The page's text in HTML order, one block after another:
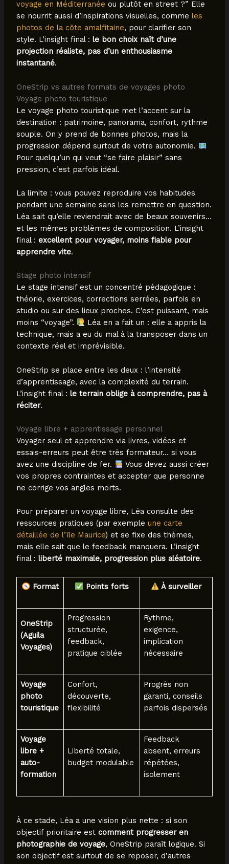
voyage en Méditerranée ou plutôt en street ?” Elle
se nourrit aussi d’inspirations visuelles, comme les
photos de la côte amalfitaine, pour clarifier son
style. L’insight final : le bon choix naît d’une
projection réaliste, pas d’un enthousiasme
instantané.
OneStrip vs autres formats de voyages photo
Voyage photo touristique
Le voyage photo touristique met l’accent sur la
destination : patrimoine, panorama, confort, rythme
souple. On y prend de bonnes photos, mais la
progression dépend surtout de votre autonomie.
Pour quelqu’un qui veut “se faire plaisir” sans
pression, c’est parfois idéal.
La limite : vous pouvez reproduire vos habitudes
pendant une semaine sans les remettre en question.
Léa sait qu’elle reviendrait avec de beaux souvenirs…
et les mêmes problèmes de composition. L’insight
final : excellent pour voyager, moins fiable pour
apprendre vite.
Stage photo intensif
Le stage intensif est un concentré pédagogique :
théorie, exercices, corrections serrées, parfois en
studio ou sur des lieux proches. C’est puissant, mais
moins “voyage”.
Léa en a fait un : elle a appris la
technique, mais a eu du mal à la transposer dans un
contexte réel et imprévisible.
OneStrip se place entre les deux : l’intensité
d’apprentissage, avec la complexité du terrain.
L’insight final : le terrain oblige à comprendre, pas à
réciter.
Voyage libre + apprentissage personnel
Voyager seul et apprendre via livres, vidéos et
essais-erreurs peut être très formateur… si vous
avez une discipline de fer.
Vous devez aussi créer
vos propres contraintes et accepter que personne
ne corrige vos angles morts.
Pour préparer un voyage libre, Léa consulte des
ressources pratiques (par exemple une carte
détaillée de l’île Maurice) et se fixe des thèmes,
mais elle sait que le feedback manquera. L’insight
final : liberté maximale, progression plus aléatoire.
Format Points forts À surveiller
OneStrip
(Aguila
Voyages)
Progression
structurée,
feedback,
pratique ciblée
Rythme,
exigence,
implication
nécessaire
Voyage
photo
touristique
Confort,
découverte,
flexibilité
Progrès non
garanti, conseils
parfois dispersés
Voyage
libre +
auto-
formation
Liberté totale,
budget modulable
Feedback
absent, erreurs
répétées,
isolement
À ce stade, Léa a une vision plus nette : si son
objectif prioritaire est comment progresser en
photographie de voyage, OneStrip paraît logique. Si
son objectif est surtout de se reposer, d’autres